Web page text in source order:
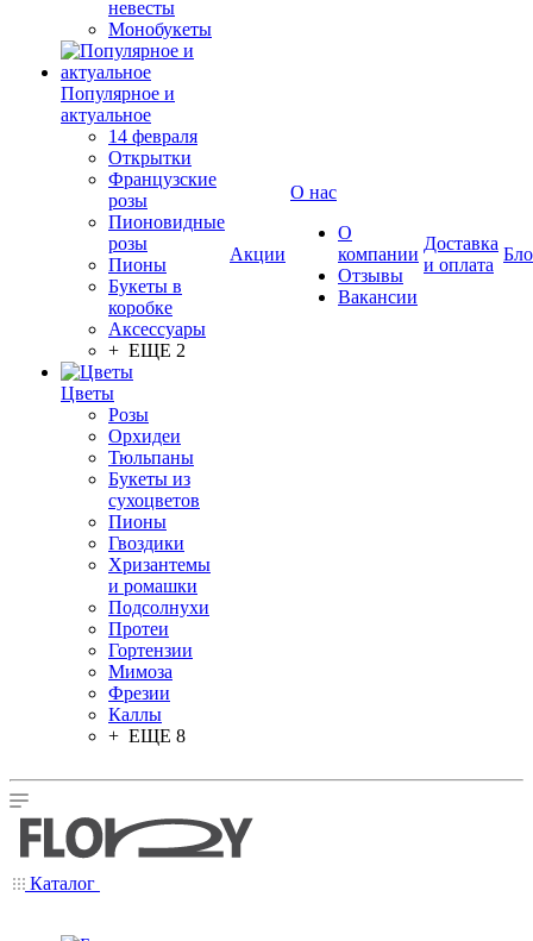
невесты
Монобукеты
Популярное и
актуальное
14 февраля
Открытки
Французские
розы
Пионовидные
розы
Пионы
Букеты в
коробке
Аксессуары
+ ЕЩЕ 2
Цветы
Розы
Орхидеи
Тюльпаны
Букеты из
сухоцветов
Пионы
Гвоздики
Хризантемы
и ромашки
Подсолнухи
Протеи
Гортензии
Мимоза
Фрезии
Каллы
+ ЕЩЕ 8
Акции
О нас
О
компании
Отзывы
Вакансии
Доставка
и оплата
Каталог